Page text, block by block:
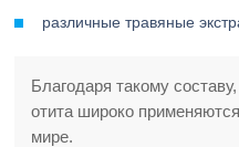
различные травяные
Благодаря такому
отита широко
мире.